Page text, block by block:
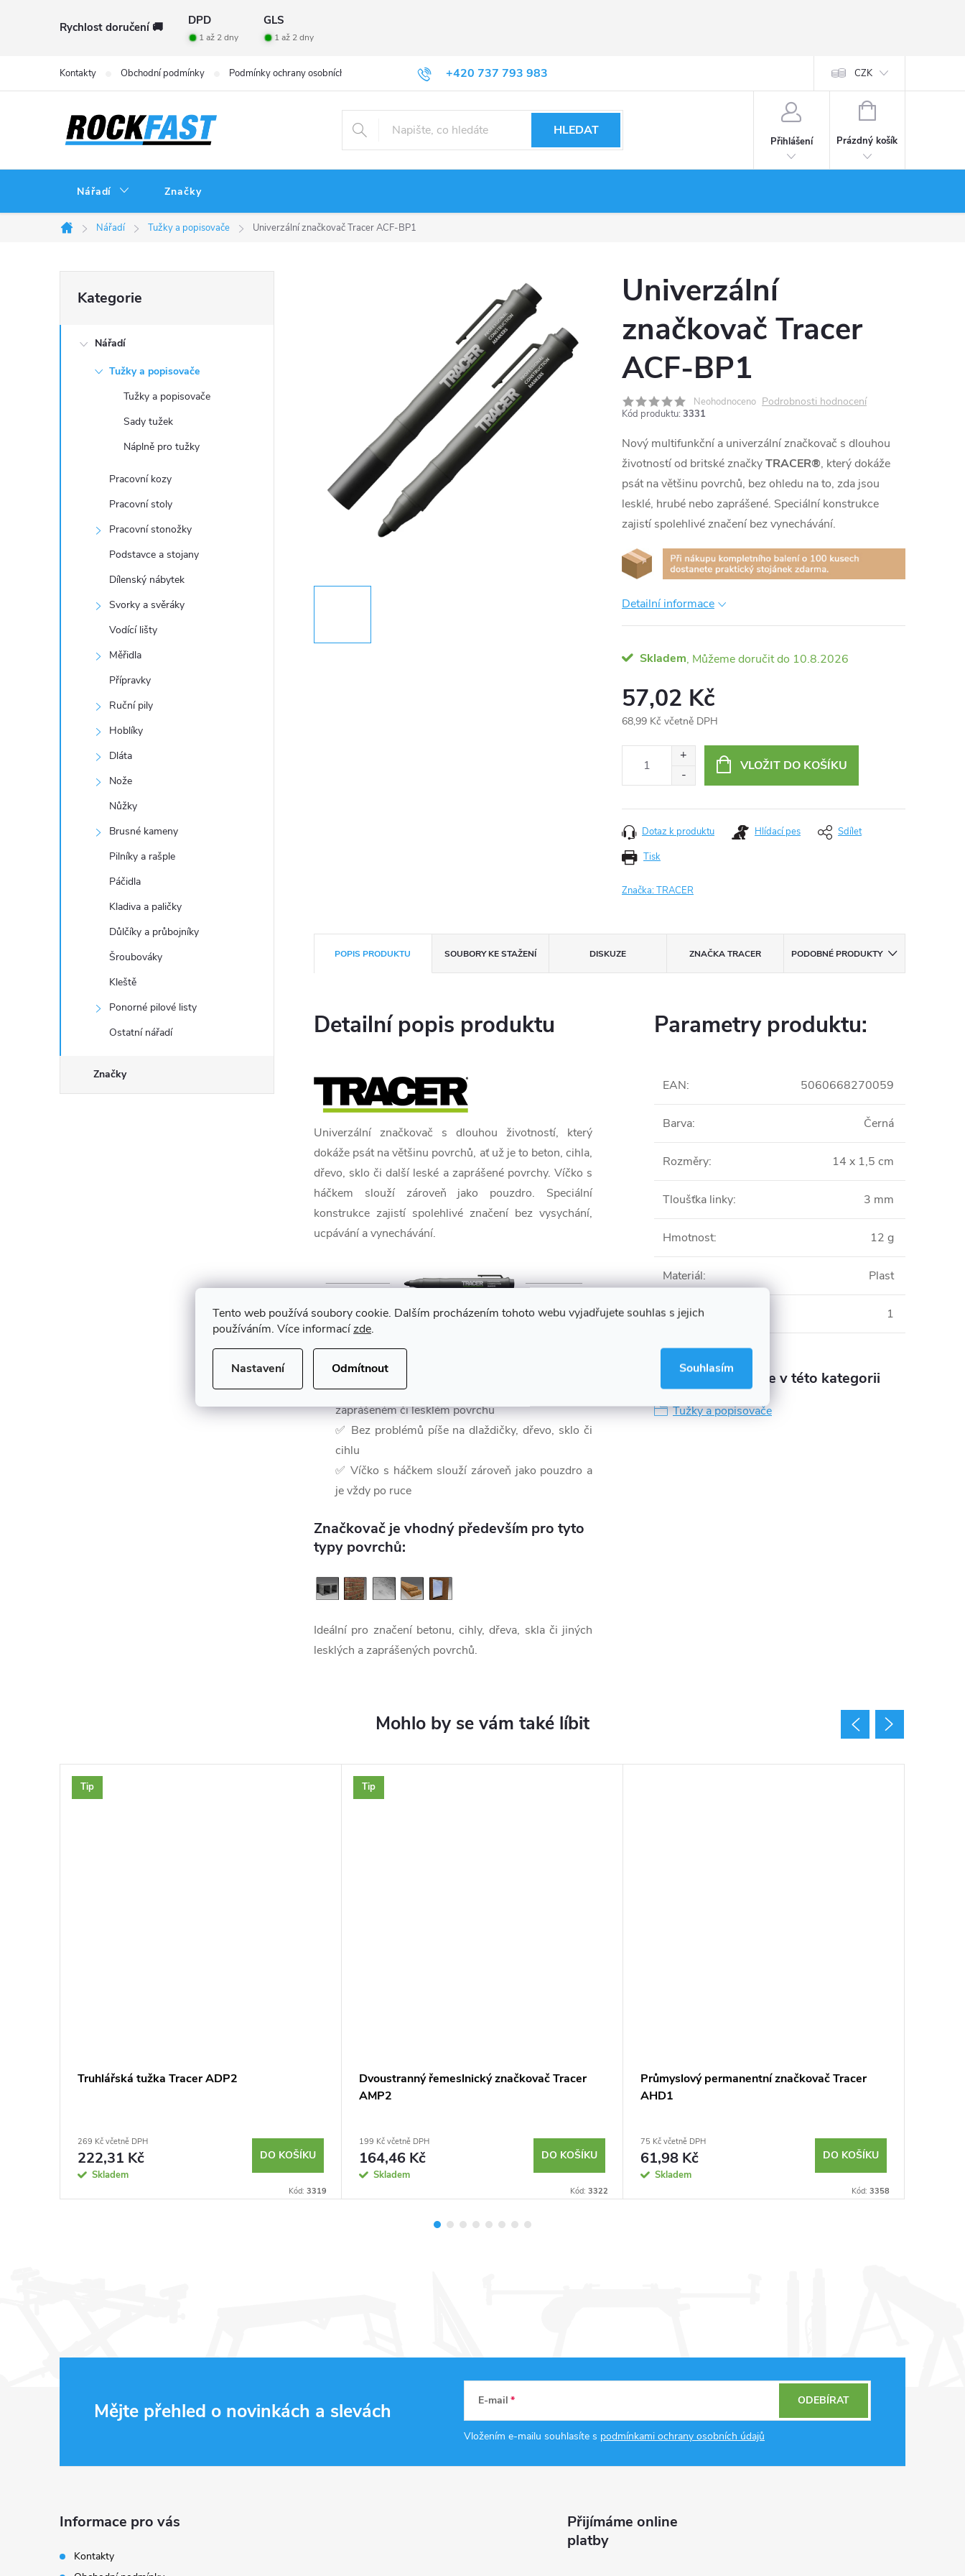
Tento web používá soubory cookie. Dalším procházením tohoto webu vyjadřujete souhlas s jejich
používáním. Více informacízde.
Nastavení Odmítnout Souhlasím
Rychlost doručení 🚚 DPD GLS
1 až 2 dny 1 až 2 dny
+420 737 793 983
Kontakty Obchodní podmínky Podmínky ochrany osobních údajů CZK
HLEDAT
Přihlášení
NÁKUPNÍ
Prázdný košík
Nářadí Značky
Domů
Nářadí Tužky a popisovače Univerzální značkovač Tracer ACF-BP1
o
kategorie
Kategorie
Nářadí
Tužky a popisovače
Tužky a popisovače
Sady tužek
Náplně pro tužky
Pracovní kozy
Pracovní stoly
Pracovní stonožky
Podstavce a stojany
Dílenský nábytek
Svorky a svěráky
Vodící lišty
Měřidla
Přípravky
Ruční pily
Hoblíky
Dláta
Nože
Nůžky
Brusné kameny
Pilníky a rašple
Páčidla
Kladiva a paličky
Důlčíky a průbojníky
Šroubováky
Kleště
Ponorné pilové listy
Ostatní nářadí
Značky
Univerzální
značkovač Tracer
ACF-BP1
Neohodnoceno Podrobnosti hodnocení
Kód produktu: 3331
Nový multifunkční a univerzální značkovač s dlouhou
životností od britské značkyTRACER®, který dokáže
psát na většinu povrchů, bez ohledu na to, zda jsou
lesklé, hrubé nebo zaprášené. Speciální konstrukce
zajistí spolehlivé značení bez vynechávání.
Detailní informace
Skladem 10.8.2026
57,02 Kč
68,99 Kč včetně DPH
VLOŽIT DO KOŠÍKU
Tisk
Dotaz k produktu Hlídací pes Sdílet
Značka:TRACER
POPIS PRODUKTU SOUBORY KE STAŽENÍ DISKUZE ZNAČKATRACER PODOBNÉ PRODUKTY
Detailní popis produktu
Univerzální značkovač s dlouhou životností, který
dokáže psát na většinu povrchů, ať už je to beton, cihla,
dřevo, sklo či další leské a zaprášené povrchy. Víčko s
háčkem slouží zároveň jako pouzdro. Speciální
konstrukce zajistí spolehlivé značení bez vysychání,
ucpávání a vynechávání.
Hlavní vlastnosti značkovače Tracer:
✅ Dokáže psát na téměř všechny druhy povrchů
✅ Značte bez vysychání či ucpávání i na
zaprášeném či lesklém povrchu
✅ Bez problémů píše na dlaždičky, dřevo, sklo či
cihlu
✅ Víčko s háčkem slouží zároveň jako pouzdro a
je vždy po ruce
Značkovač je vhodný především pro tyto
typy povrchů:
Ideální pro značení betonu, cihly, dřeva, skla či jiných
lesklých a zaprášených povrchů.
Parametry produktu:
EAN: 5060668270059
Barva: Černá
Rozměry: 14 x 1,5 cm
Tloušťka linky: 3 mm
Hmotnost: 12 g
Materiál: Plast
Počet v balení 1
Produkt naleznete v této kategorii
Tužky a popisovače
Tip
Truhlářská tužka Tracer ADP2
269 Kč včetně DPH
222,31 Kč
Skladem
DO KOŠÍKU
Kód: 3319
Tip
Dvoustranný řemeslnický značkovač Tracer
AMP2
199 Kč včetně DPH
164,46 Kč
Skladem
DO KOŠÍKU
Kód: 3322
Průmyslový permanentní značkovač Tracer
AHD1
75 Kč včetně DPH
61,98 Kč
Skladem
DO KOŠÍKU
Kód: 3358
Mějte přehled o novinkách a slevách E-mail
Vložením e-mailu souhlasíte s podmínkami ochrany osobních údajů
ODEBÍRAT
Informace pro vás
Kontakty
Přijímáme online
platby